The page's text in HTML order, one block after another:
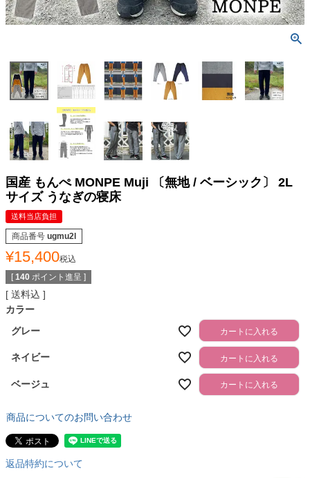
国産 もんぺ MONPE Muji 〔無地 / ベーシック〕 2L
サイズ うなぎの寝床
送料当店負担
商品番号 ugmu2l
¥15,400税込
[ 140 ポイント進呈 ]
送料込
カラー
グレー
カートに入れる
ネイビー カートに入れる
ベージュ カートに入れる
商品についてのお問い合わせ
返品特約について